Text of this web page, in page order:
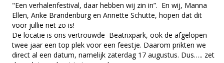
"Een verhalenfestival, daar hebben wij zin in”. En wij, Manna
Ellen, Anke Brandenburg en Annette Schutte, hopen dat dit
voor jullie net zo is!
De locatie is ons vertrouwde Beatrixpark, ook de afgelopen
twee jaar een top plek voor een feestje. Daarom prikten we
direct al een datum, namelijk zaterdag 17 augustus. Dus….. zet